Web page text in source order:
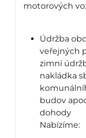
motorových
Údržba
veřejných
zimní
nakládka
budov
dohody
Nabízíme: